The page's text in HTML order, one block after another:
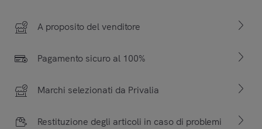
A proposito del venditore
Pagamento sicuro al 100%
Marchi selezionati da Privalia
Restituzione degli articoli in caso di problemi